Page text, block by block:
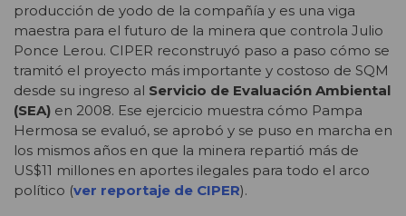
producción de yodo de la compañía y es una viga
maestra para el futuro de la minera que controla Julio
Ponce Lerou. CIPER reconstruyó paso a paso cómo se
tramitó el proyecto más importante y costoso de SQM
desde su ingreso al Servicio de Evaluación Ambiental
(SEA) en 2008. Ese ejercicio muestra cómo Pampa
Hermosa se evaluó, se aprobó y se puso en marcha en
los mismos años en que la minera repartió más de
US$11 millones en aportes ilegales para todo el arco
político (ver reportaje de CIPER).